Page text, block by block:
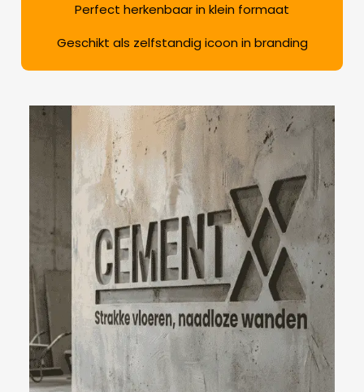
Perfect herkenbaar in klein formaat
Geschikt als zelfstandig icoon in branding